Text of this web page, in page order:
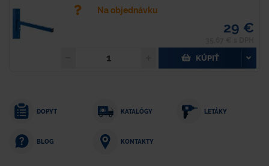
Na objednávku
29 €
KÚPIŤ
DOPYT KATALÓGY LETÁKY
BLOG KONTAKTY